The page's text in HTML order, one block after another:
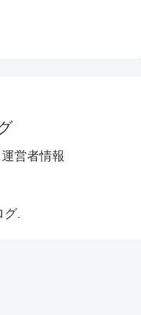
運営者情報
グ.